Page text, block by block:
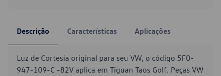
Descrição Características Aplicações
Luz de Cortesia original para seu VW, o código 5F0-
947-109-C -82V aplica em Tiguan Taos Golf. Peças VW